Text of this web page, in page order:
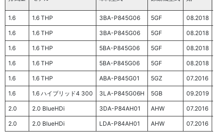
1.6 1.6 THP 3BA-P845G06 5GF 08.2018
1.6 1.6 THP 3BA-P845G06 5GF 08.2018
1.6 1.6 THP 5BA-P845G06 5GF 08.2018
1.6 1.6 THP 5BA-P845G06 5GF 08.2018
1.6 1.6 THP ABA-P845G01 5GZ 07.2016
1.6 1.6 ハイブリッド4 300 3LA-P845G06H 5GB 09.2019
2.0 2.0 BlueHDi 3DA-P84AH01 AHW 07.2016
2.0 2.0 BlueHDi LDA-P84AH01 AHW 07.2016